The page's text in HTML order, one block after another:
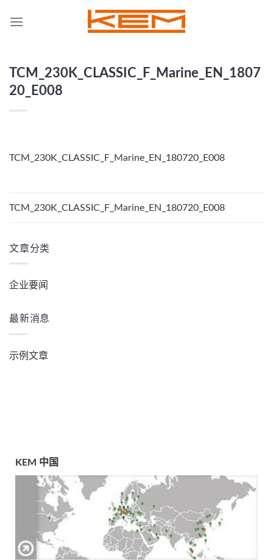
TCM_230K_CLASSIC_F_Marine_EN_1807
20_E008
TCM_230K_CLASSIC_F_Marine_EN_180720_E008
TCM_230K_CLASSIC_F_Marine_EN_180720_E008
文章分类
企业要闻
最新消息
示例文章
KEM 中国